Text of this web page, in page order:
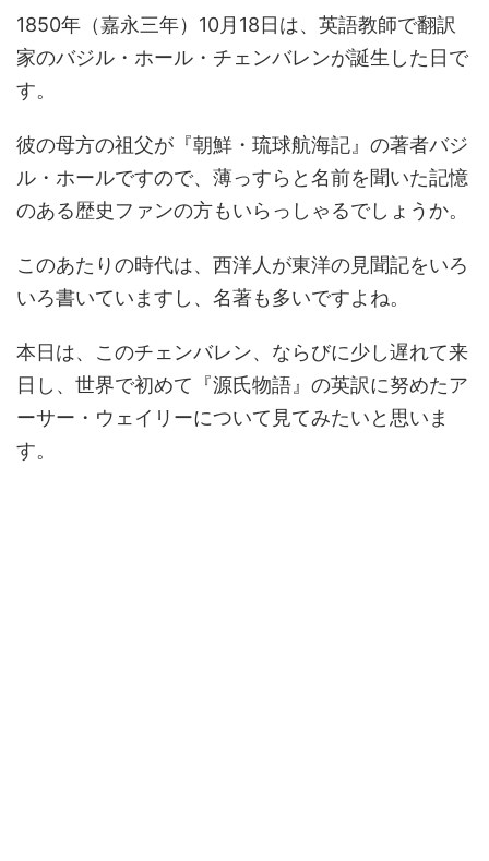
1850年（嘉永三年）10月18日は、英語教師で翻訳
家のバジル・ホール・チェンバレンが誕生した日で
す。
彼の母方の祖父が『朝鮮・琉球航海記』の著者バジ
ル・ホールですので、薄っすらと名前を聞いた記憶
のある歴史ファンの方もいらっしゃるでしょうか。
このあたりの時代は、西洋人が東洋の見聞記をいろ
いろ書いていますし、名著も多いですよね。
本日は、このチェンバレン、ならびに少し遅れて来
日し、世界で初めて『源氏物語』の英訳に努めたア
ーサー・ウェイリーについて見てみたいと思いま
す。